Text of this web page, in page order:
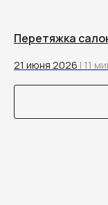
Перетяжка
21 июня 2026 | 11